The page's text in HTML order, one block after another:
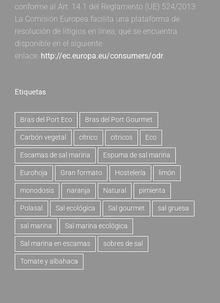
conforme al Art. 14.1 del Reglamento (UE) 524/2013:
La Comisión Europea facilita una plataforma de
resolución de litigios en línea, que se encuentra
disponible en el siguiente
enlace: http://ec.europa.eu/consumers/odr.
Etiquetas
Bras del Port Eco Bras del Port Gourmet
Carbón vegetal cítrico cítricos Eco
Escamas de sal marina Espuma de sal marina
Eurohoja Gran formato Hostelería limón
monodosis naranja Natural pimienta
Polasal Sal ecológica Sal gourmet sal gruesa
sal marina Sal marina ecológica
Sal marina en escamas sobres de sal
Tomate y albahaca